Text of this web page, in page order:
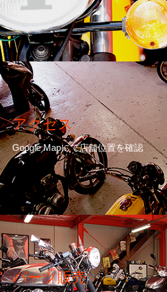
アクセス
Google Mapにて店舗位置を確認
パーツ販売